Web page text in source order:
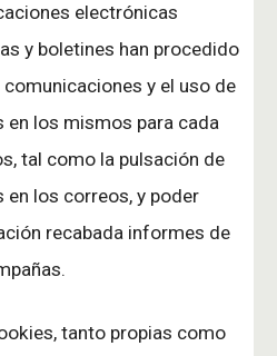
electrónicas
y boletines han procedido
y el uso de
en los mismos para cada
tal como la pulsación de
los correos, y poder
recabada informes de
tanto propias como